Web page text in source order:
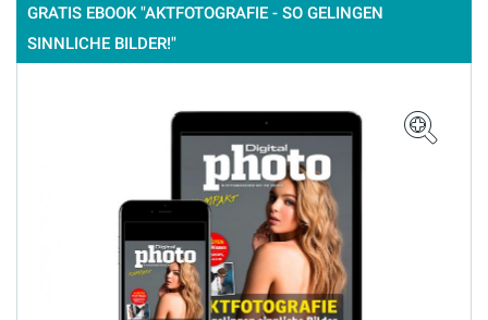
GRATIS EBOOK "AKTFOTOGRAFIE - SO GELINGEN
SINNLICHE BILDER!"